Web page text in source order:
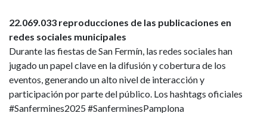
22.069.033 reproducciones de las publicaciones en
redes sociales municipales
Durante las fiestas de San Fermín, las redes sociales han
jugado un papel clave en la difusión y cobertura de los
eventos, generando un alto nivel de interacción y
participación por parte del público. Los hashtags oficiales
#Sanfermines2025 #SanferminesPamplona